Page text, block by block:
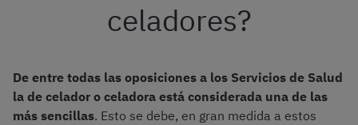
celadores?
De entre todas las oposiciones a los Servicios de Salud
la de celador o celadora está considerada una de las
más sencillas. Esto se debe, en gran medida a estos